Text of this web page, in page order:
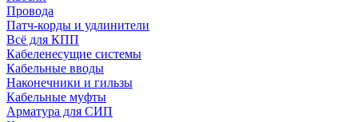
Провода
Патч-корды и удлинители
Всё для КПП
Кабеленесущие системы
Кабельные вводы
Наконечники и гильзы
Кабельные муфты
Арматура для СИП